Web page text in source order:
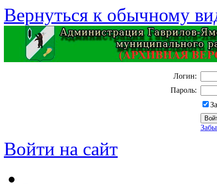
Вернуться к обычному
Логин:
Пароль:
Войти на сайт